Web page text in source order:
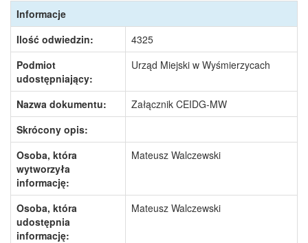
Informacje
Ilość odwiedzin:
4325
Podmiot
udostępniający:
Urząd Miejski w Wyśmierzycach
Nazwa dokumentu:
Załącznik CEIDG-MW
Skrócony opis:
Osoba, która
wytworzyła
informację:
Mateusz Walczewski
Osoba, która
udostępnia
informację:
Mateusz Walczewski